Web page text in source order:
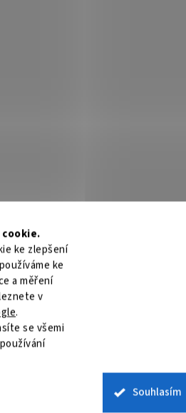
ke zlepšení
ke
a měření
v
.
se všemi
Souhlasím